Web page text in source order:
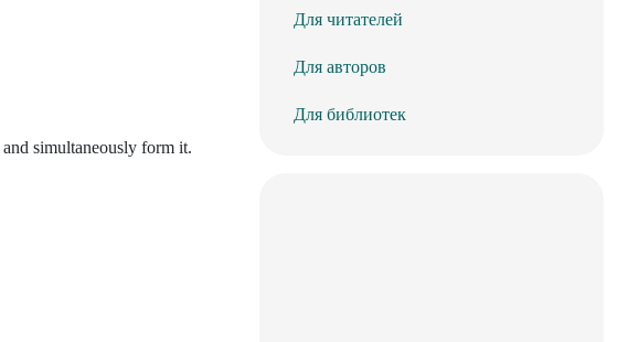
simultaneously form it.
Для читателей
Для авторов
Для библиотек